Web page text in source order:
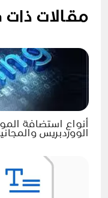
مقالات ذات
أنواع استضافة
الووردبريس